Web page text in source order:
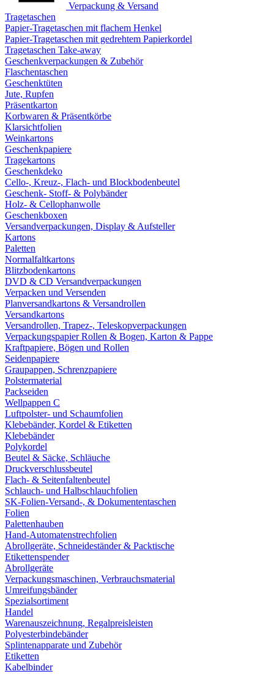
Verpackung & Versand
Tragetaschen
Papier-Tragetaschen mit flachem Henkel
Papier-Tragetaschen mit gedrehtem Papierkordel
Tragetaschen Take-away
Geschenkverpackungen & Zubehör
Flaschentaschen
Geschenktüten
Jute, Rupfen
Präsentkarton
Korbwaren & Präsentkörbe
Klarsichtfolien
Weinkartons
Geschenkpapiere
Tragekartons
Geschenkdeko
Cello-, Kreuz-, Flach- und Blockbodenbeutel
Geschenk- Stoff- & Polybänder
Holz- & Cellophanwolle
Geschenkboxen
Versandverpackungen, Display & Aufsteller
Kartons
Paletten
Normalfaltkartons
Blitzbodenkartons
DVD & CD Versandverpackungen
Verpacken und Versenden
Planversandkartons & Versandrollen
Versandkartons
Versandrollen, Trapez-, Teleskopverpackungen
Verpackungspapier Rollen & Bogen, Karton & Pappe
Kraftpapiere, Bögen und Rollen
Seidenpapiere
Graupappen, Schrenzpapiere
Polstermaterial
Packseiden
Wellpappen C
Luftpolster- und Schaumfolien
Klebebänder, Kordel & Etiketten
Klebebänder
Polykordel
Beutel & Säcke, Schläuche
Druckverschlussbeutel
Flach- & Seitenfaltenbeutel
Schlauch- und Halbschlauchfolien
SK-Folien-Versand-, & Dokumententaschen
Folien
Palettenhauben
Hand-Automatenstrechfolien
Abrollgeräte, Schneideständer & Packtische
Etikettenspender
Abrollgeräte
Verpackungsmaschinen, Verbrauchsmaterial
Umreifungsbänder
Spezialsortiment
Handel
Warenauszeichnung, Regalpreisleisten
Polyesterbindebänder
Splintenapparate und Zubehör
Etiketten
Kabelbinder